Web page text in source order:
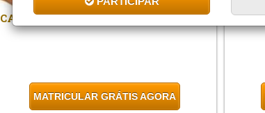
CAPELANIACOMUNITÁRIA E SOCIAL
MATRICULAR GRÁTIS AGORA